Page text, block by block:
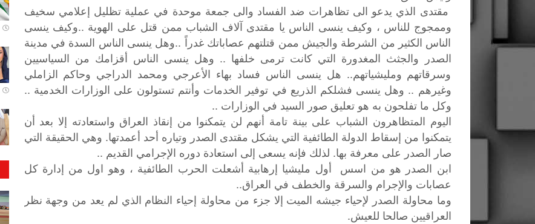
مقتدى الذي يدعو الى تظاهرات ضد الفساد والى جمعة موحدة في عملية تظليل إعلامي سخيف
وممجوج للناس ، وكيف ينسى الناس يا مقتدى آلاف الشباب ممن قتل على الهوية ..وكيف ينسى
الناس الكثير من الشرطة والجيش ممن قتلتهم عصاباتك غدراً ..وهل ينسى الناس السدة في مدينة
الصدر والجثث المغدورة التي كانت ترمى خلفها .. وهل ينسى الناس أقزامك من السياسيين
وسرقاتهم ومليشياتهم.. هل ينسى الناس فساد بهاء الأعرجي ومحمد الدراجي وحاكم الزاملي
وغيرهم .. وهل ينسى فشلكم الذريع في توفير الخدمات وأنتم تستولون على الوزارات الخدمية ..
وكل ما تفلحون به هو تعليق صور السيد في الوزارات ..
اليوم المتظاهرون الشباب على بينة تامة أنهم لن يتمكنوا من إنقاذ العراق واستعادته إلا بعد أن
يتمكنوا من إسقاط الدولة الطائفية التي يشكل مقتدى الصدر وتياره أحد أعمدتها. وهي الحقيقة التي
صار الصدر على معرفة بها. لذلك فإنه يسعى إلى استعادة دوره الإجرامي القديم ..
ابن الصدر هو من اسس أول مليشيا إرهابية أشعلت الحرب الطائفية ، وهو اول من إدارة كل
عصابات والإجرام والسرقة والخطف في العراق..
وما محاولة الصدر لإحياء جيشه الميت إلا جزء من محاولة إحياء النظام الذي لم يعد من وجهة نظر
العراقيين صالحا للعيش.